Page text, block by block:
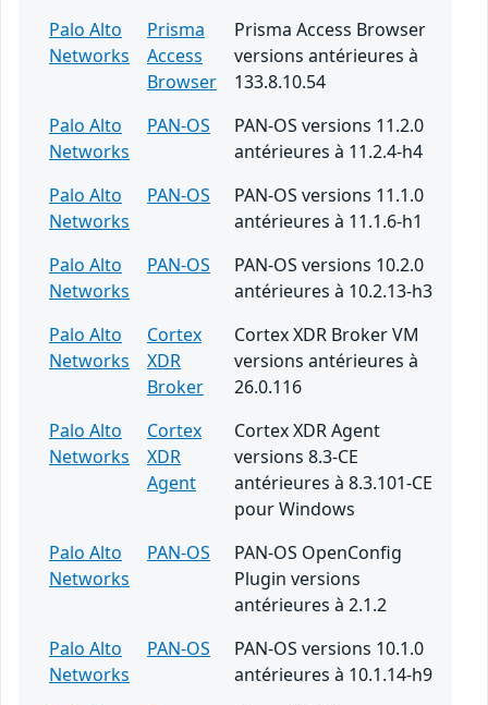
Palo Alto
Networks
Prisma
Access
Browser
Prisma Access Browser
versions antérieures à
133.8.10.54
Palo Alto
Networks
PAN-OS
PAN-OS versions 11.2.0
antérieures à 11.2.4-h4
Palo Alto
Networks
PAN-OS
PAN-OS versions 11.1.0
antérieures à 11.1.6-h1
Palo Alto
Networks
PAN-OS
PAN-OS versions 10.2.0
antérieures à 10.2.13-h3
Palo Alto
Networks
Cortex
XDR
Broker
Cortex XDR Broker VM
versions antérieures à
26.0.116
Palo Alto
Networks
Cortex
XDR
Agent
Cortex XDR Agent
versions 8.3-CE
antérieures à 8.3.101-CE
pour Windows
Palo Alto
Networks
PAN-OS
PAN-OS OpenConfig
Plugin versions
antérieures à 2.1.2
Palo Alto
Networks
PAN-OS
PAN-OS versions 10.1.0
antérieures à 10.1.14-h9